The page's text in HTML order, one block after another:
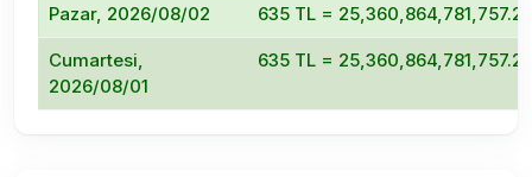
Pazar, 2026/08/02 635 TL =
Cumartesi,
2026/08/01
635 TL =